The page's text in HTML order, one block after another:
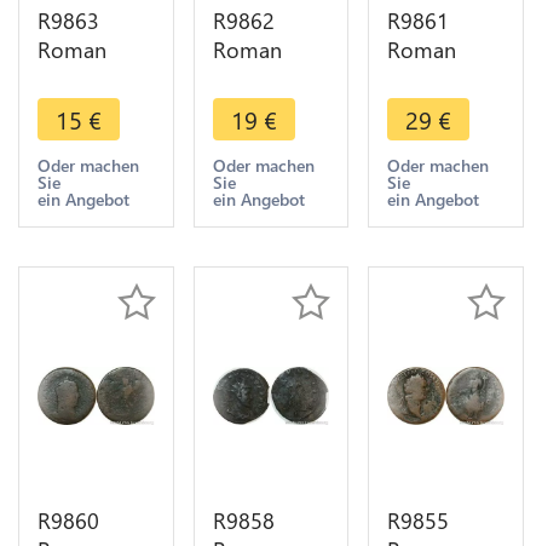
R9863
Roman
Antoninien
Aurelien
272 274
Milan ->
Make Offer
15 €
Oder machen
Sie
ein Angebot
R9862
Roman
Follis
Constantius
II 337 361 -
> Make
Offer
19 €
Oder machen
Sie
ein Angebot
R9861
Roman
Antoninien
Gallien 267
268 Diana
Antilope ->
Make Offer
29 €
Oder machen
Sie
ein Angebot
R9860
R9858
R9855